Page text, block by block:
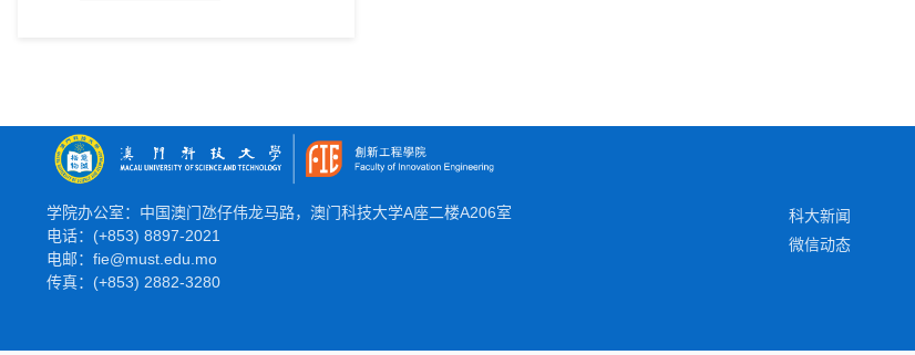
学院办公室：中国澳门氹仔伟龙马路，澳门科技大学A座二楼A206室
电话：(+853) 8897-2021
电邮：fie@must.edu.mo
传真：(+853) 2882-3280
科大新闻
微信动态